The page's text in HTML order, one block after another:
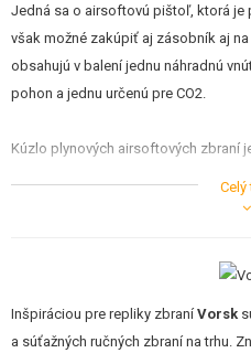
Jedná sa o airsoftovú pištoľ, ktorá je
však možné zakúpiť aj zásobník aj
obsahujú v balení jednu náhradnú
pohon a jednu určenú pre CO2.
Kúzlo plynových airsoftových zbraní
sprevádzané typickým kovovým
záver v zadnej polohe. Zbraň tiež
namazané silikónovou vazelínou
Celý
Inšpiráciou pre repliky zbraní Vorsk
a súťažných ručných zbraní na trhu.